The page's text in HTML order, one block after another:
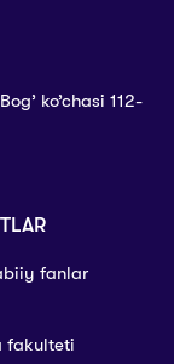
ko’chasi 112-
fanlar
fakulteti